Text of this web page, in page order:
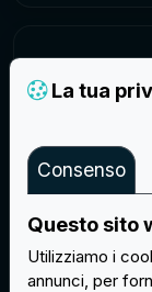
Dopo la
La tua
Consenso
Questo sito
Utilizziamo i
annunci, per